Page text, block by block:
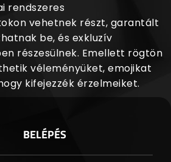
rendszeres
vehetnek részt, garantált
be, és exkluzív
részesülnek. Emellett rögtön
véleményüket, emojikat
kifejezzék érzelmeiket.
BELÉPÉS